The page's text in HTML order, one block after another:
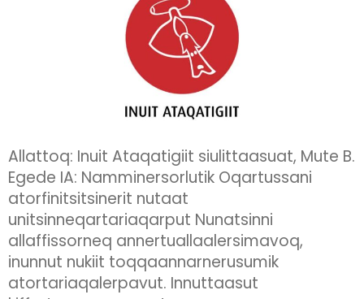
Allattoq: Inuit Ataqatigiit siulittaasuat, Mute B.
Egede IA: Namminersorlutik Oqartussani
atorfinitsitsinerit nutaat
unitsinneqartariaqarput Nunatsinni
allaffissorneq annertuallaalersimavoq,
inunnut nukiit toqqaannarnerusumik
atortariaqalerpavut. Innuttaasut